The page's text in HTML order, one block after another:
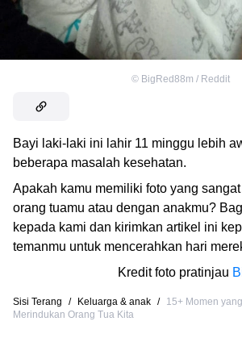
© BigRed88m / Reddit
Bayi laki-laki ini lahir 11 minggu lebih
beberapa masalah kesehatan.
Apakah kamu memiliki foto yang
orang tuamu atau dengan anakmu?
kepada kami dan kirimkan artikel ini
temanmu untuk mencerahkan hari
Kredit foto pratinjau
Sisi Terang / Keluarga & anak /
15+ Momen
Merindukan Orang Tua Kita